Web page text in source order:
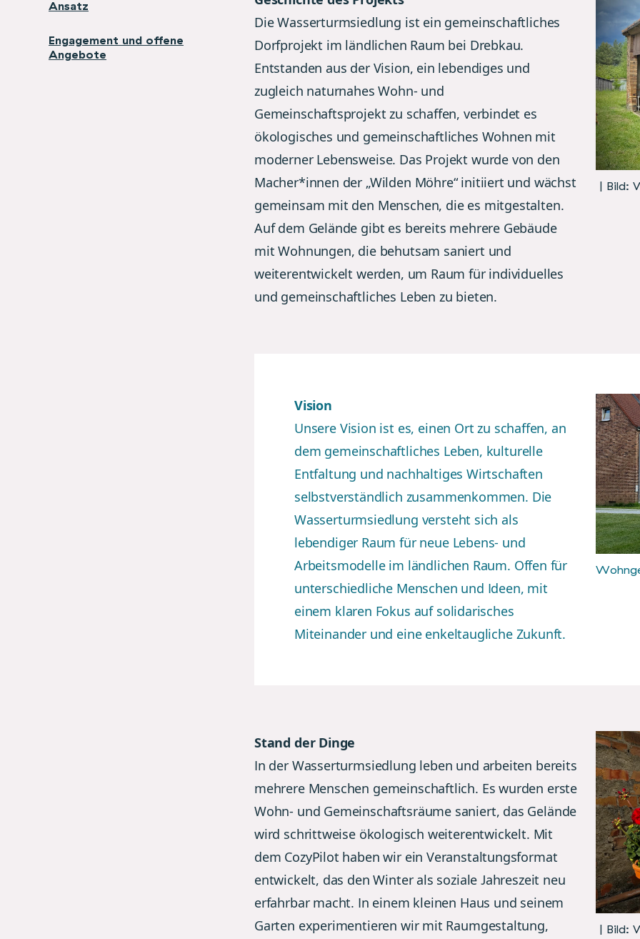
Ansatz
Engagement und offene
Angebote
Die Wasserturmsiedlung ist ein gemeinschaftliches
Dorfprojekt im ländlichen Raum bei Drebkau.
Entstanden aus der Vision, ein lebendiges und
zugleich naturnahes Wohn- und
Gemeinschaftsprojekt zu schaffen, verbindet es
ökologisches und gemeinschaftliches Wohnen mit
moderner Lebensweise. Das Projekt wurde von den
Macher*innen der „Wilden Möhre“ initiiert und wächst
gemeinsam mit den Menschen, die es mitgestalten.
Auf dem Gelände gibt es bereits mehrere Gebäude
mit Wohnungen, die behutsam saniert und
weiterentwickelt werden, um Raum für individuelles
und gemeinschaftliches Leben zu bieten.
| Bild:
Vision
Unsere Vision ist es, einen Ort zu schaffen, an
dem gemeinschaftliches Leben, kulturelle
Entfaltung und nachhaltiges Wirtschaften
selbstverständlich zusammenkommen. Die
Wasserturmsiedlung versteht sich als
lebendiger Raum für neue Lebens- und
Arbeitsmodelle im ländlichen Raum. Offen für
unterschiedliche Menschen und Ideen, mit
einem klaren Fokus auf solidarisches
Miteinander und eine enkeltaugliche Zukunft.
Stand der Dinge
In der Wasserturmsiedlung leben und arbeiten bereits
mehrere Menschen gemeinschaftlich. Es wurden erste
Wohn- und Gemeinschaftsräume saniert, das Gelände
wird schrittweise ökologisch weiterentwickelt. Mit
dem CozyPilot haben wir ein Veranstaltungsformat
entwickelt, das den Winter als soziale Jahreszeit neu
erfahrbar macht. In einem kleinen Haus und seinem
Garten experimentieren wir mit Raumgestaltung,
| Bild: